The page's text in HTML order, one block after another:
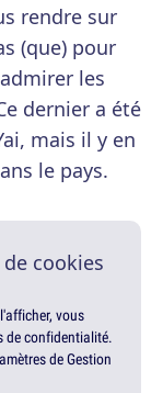
rendre sur
(que) pour
les
dernier a été
mais il y en
le pays.
cookies
vous
de confidentialité.
de Gestion